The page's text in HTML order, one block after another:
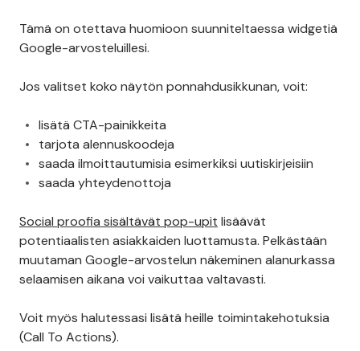
Tämä on otettava huomioon suunniteltaessa widgetiä
Google-arvosteluillesi.
Jos valitset koko näytön ponnahdusikkunan, voit:
lisätä CTA-painikkeita
tarjota alennuskoodeja
saada ilmoittautumisia esimerkiksi uutiskirjeisiin
saada yhteydenottoja
Social proofia sisältävät pop-upit lisäävät
potentiaalisten asiakkaiden luottamusta. Pelkästään
muutaman Google-arvostelun näkeminen alanurkassa
selaamisen aikana voi vaikuttaa valtavasti.
Voit myös halutessasi lisätä heille toimintakehotuksia
(Call To Actions).